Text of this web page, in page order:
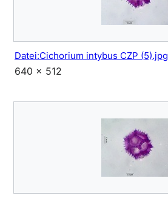
Datei:Cichorium intybus CZP (5).jpg
640 × 512